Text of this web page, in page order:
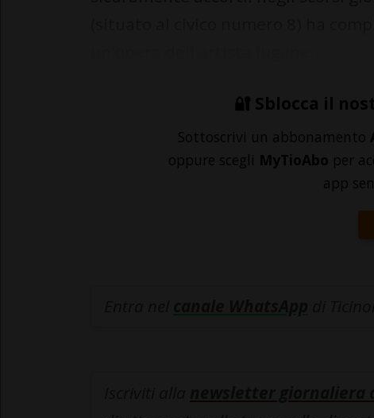
🔐 Sblocca il
Sottoscrivi un abbonamento
oppure scegli MyTioAbo per
app